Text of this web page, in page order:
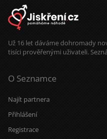
ženu, která má srdce na správném
místě, umí se smát, nebojí se přiložit
ruku k dílu a chce vedle sebe chlapa,
na kterého se může spolehnout.Jestli
věříš, že nejhezčí věci vznikají
společně, možná hledáme právě
jeden druhého.
Už 16 let dáváme dohromady
tisíci prověřenými uživateli.
O Seznamce
Najít partnera
Přihlášení
Registrace